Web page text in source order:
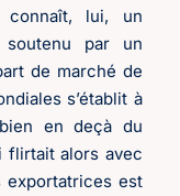
lui, un
par un
de marché de
s’établit à
en deçà du
flirtait alors avec
exportatrices est